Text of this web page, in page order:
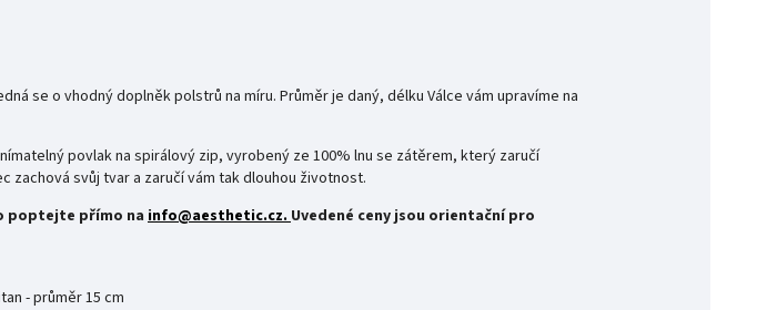
se o vhodný doplněk polstrů na míru. Průměr je daný, délku Válce vám upravíme na
povlak na spirálový zip, vyrobený ze 100% lnu se zátěrem, který zaručí
svůj tvar a zaručí vám tak dlouhou životnost.
poptejte přímo na info@aesthetic.cz. Uvedené ceny jsou orientační pro
- průměr 15 cm